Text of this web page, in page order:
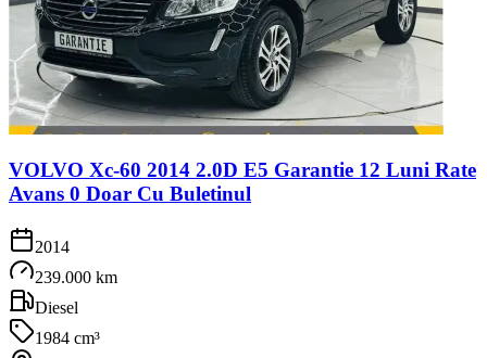
VOLVO Xc-60 2014 2.0D E5 Garantie 12 Luni Rate
Avans 0 Doar Cu Buletinul
2014
239.000 km
Diesel
1984 cm³